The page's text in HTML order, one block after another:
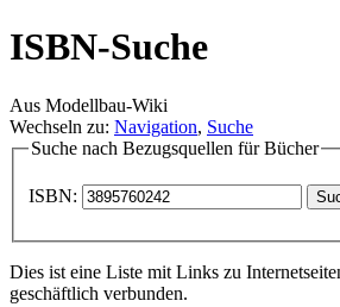
ISBN-Suche
Aus Modellbau-Wiki
Wechseln zu: Navigation, Suche
Suche nach Bezugsquellen für Bücher
ISBN:
Dies ist eine Liste mit Links zu
geschäftlich verbunden.